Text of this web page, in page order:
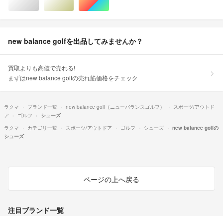
シルバー/銀色系ゴールド/金色系マルチカラー
new balance golfを出品してみませんか？
買取よりも高値で売れる!
まずはnew balance golfの売れ筋価格をチェック
ラクマ ブランド一覧 new balance golf（ニューバランスゴルフ）
スポーツ/アウトド
ア
ゴルフ
シューズ
ラクマ
カテゴリ一覧 スポーツ/アウトドア ゴルフ シューズ
new balance golfの
シューズ
ページの上へ戻る
注目ブランド一覧